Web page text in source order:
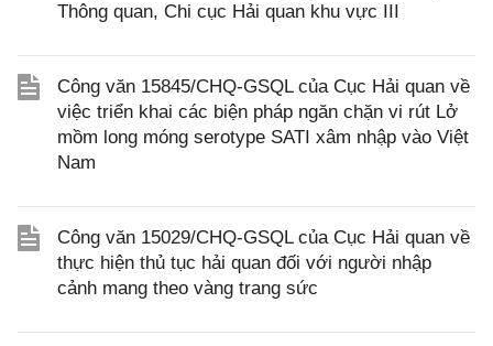
Thông quan, Chi cục Hải quan khu vực III
Công văn 15845/CHQ-GSQL của Cục Hải quan về
việc triển khai các biện pháp ngăn chặn vi rút Lở
mồm long móng serotype SATI xâm nhập vào Việt
Nam
Công văn 15029/CHQ-GSQL của Cục Hải quan về
thực hiện thủ tục hải quan đối với người nhập
cảnh mang theo vàng trang sức